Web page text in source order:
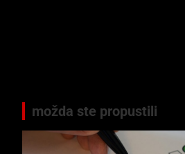
možda ste propustili